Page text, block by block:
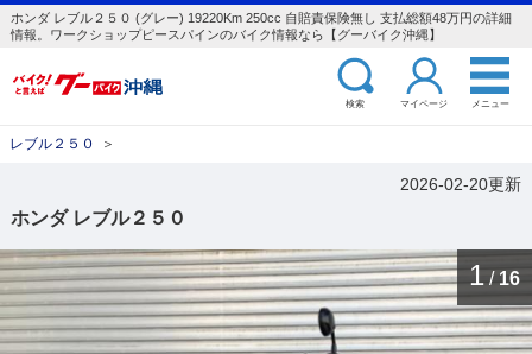
ホンダ レブル２５０ (グレー) 19220Km 250cc 自賠責保険無し 支払総額48万円の詳細
情報。ワークショップピースパインのバイク情報なら【グーバイク沖縄】
検索 マイページ メニュー
レブル２５０ ＞
2026-02-20更新
ホンダ レブル２５０
1 / 16